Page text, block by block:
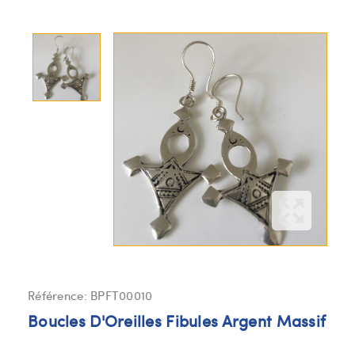
Référence: BPFT00010
Boucles D'Oreilles Fibules Argent Massif